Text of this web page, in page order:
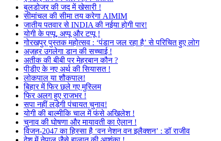
बुलडोजर की जद में खेसारी !
सीमांचल की सीमा तय करेगा AIMIM
जातीय पतवार से INDIA की नईया होगी पार!
योगी के पप्पू, अप्पू और टप्पू !
गोरखपुर पुस्तक महोत्सव : ‘पंडान जल रहा है’ से परिचित हुए लोग
अज़हर उगलेगा डान की सच्चाई !
अतीक की बीबी पर मेहरबान कौन ?
पीडीए के नए अर्थ की सियासत !
लोकपाल या शौकपाल!
बिहार में फिर छले गए मुस्लिम
फिर अलग हुए राजभर !
सपा नहीं लड़ेगी पंचायत चुनाव!
योगी की बाल्मीकि चाल में फंसे अखिलेश !
चुनाव की घोषणा और मायावती का ऐलान !
विजन-2047 का हिस्सा है ‘वन नेशन वन इलैक्शन’ : डॉ राजीव